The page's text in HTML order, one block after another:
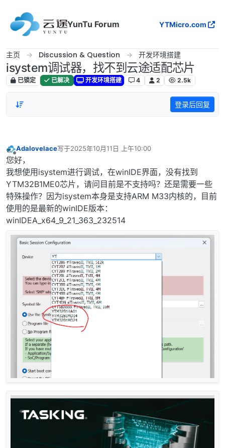
YunTu Forum
YTMicro.com
主页 Discussion & Question 开发环境搭建
isystem调试器，找不到云途适配芯片
已锁定 已解决 开发环境搭建 4 2 2.5k
登录后回复
离线
Adalovelace写于2025年10月11日 上午10:00
最后由 编辑
您好，
我想使用isystem进行调试，在winIDE界面，没有找到
YTM32B1ME0芯片，请问目前是不支持吗？还是需要一些
特殊操作？因为isystem本身是支持ARM M33内核的，目前
使用的是最新的winIDE版本：
winIDEA_x64_9_21_363_232514